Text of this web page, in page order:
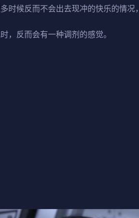
时候反而不会出去现冲的快乐的情况，
，反而会有一种调剂的感觉。